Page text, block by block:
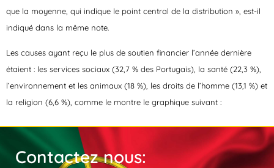
que la moyenne, qui indique le point central de la distribution », est-il
indiqué dans la même note.
Les causes ayant reçu le plus de soutien financier l’année dernière
étaient : les services sociaux (32,7 % des Portugais), la santé (22,3 %),
l’environnement et les animaux (18 %), les droits de l’homme (13,1 %) et
la religion (6,6 %), comme le montre le graphique suivant :
Contactez nous: